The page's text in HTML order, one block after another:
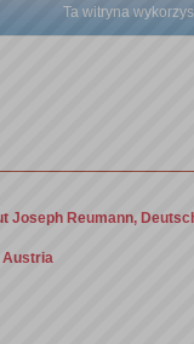
Ta witryna
Joseph Reumann,
Austria